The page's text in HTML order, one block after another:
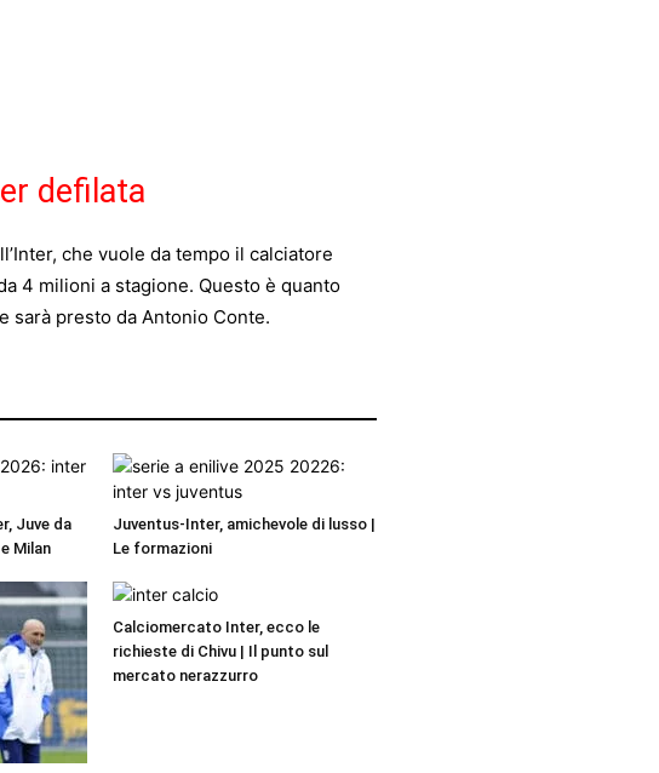
defilata
che vuole da tempo il calciatore
4 milioni a stagione. Questo è quanto
sarà presto da Antonio Conte.
Juve da
Milan
Juventus-Inter, amichevole di lusso |
Le formazioni
Calciomercato Inter, ecco le
richieste di Chivu | Il punto sul
mercato nerazzurro